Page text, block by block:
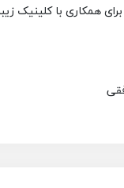
همکاری با کلینیک